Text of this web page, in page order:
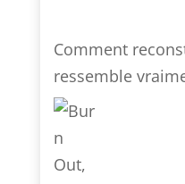
Comment
ressemble